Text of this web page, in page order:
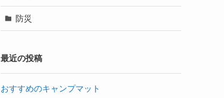
防災
最近の投稿
おすすめのキャンプマット